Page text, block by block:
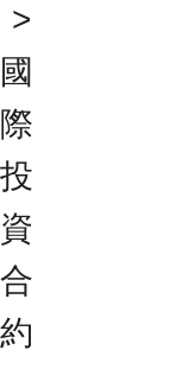
>
國
際
投
資
合
約